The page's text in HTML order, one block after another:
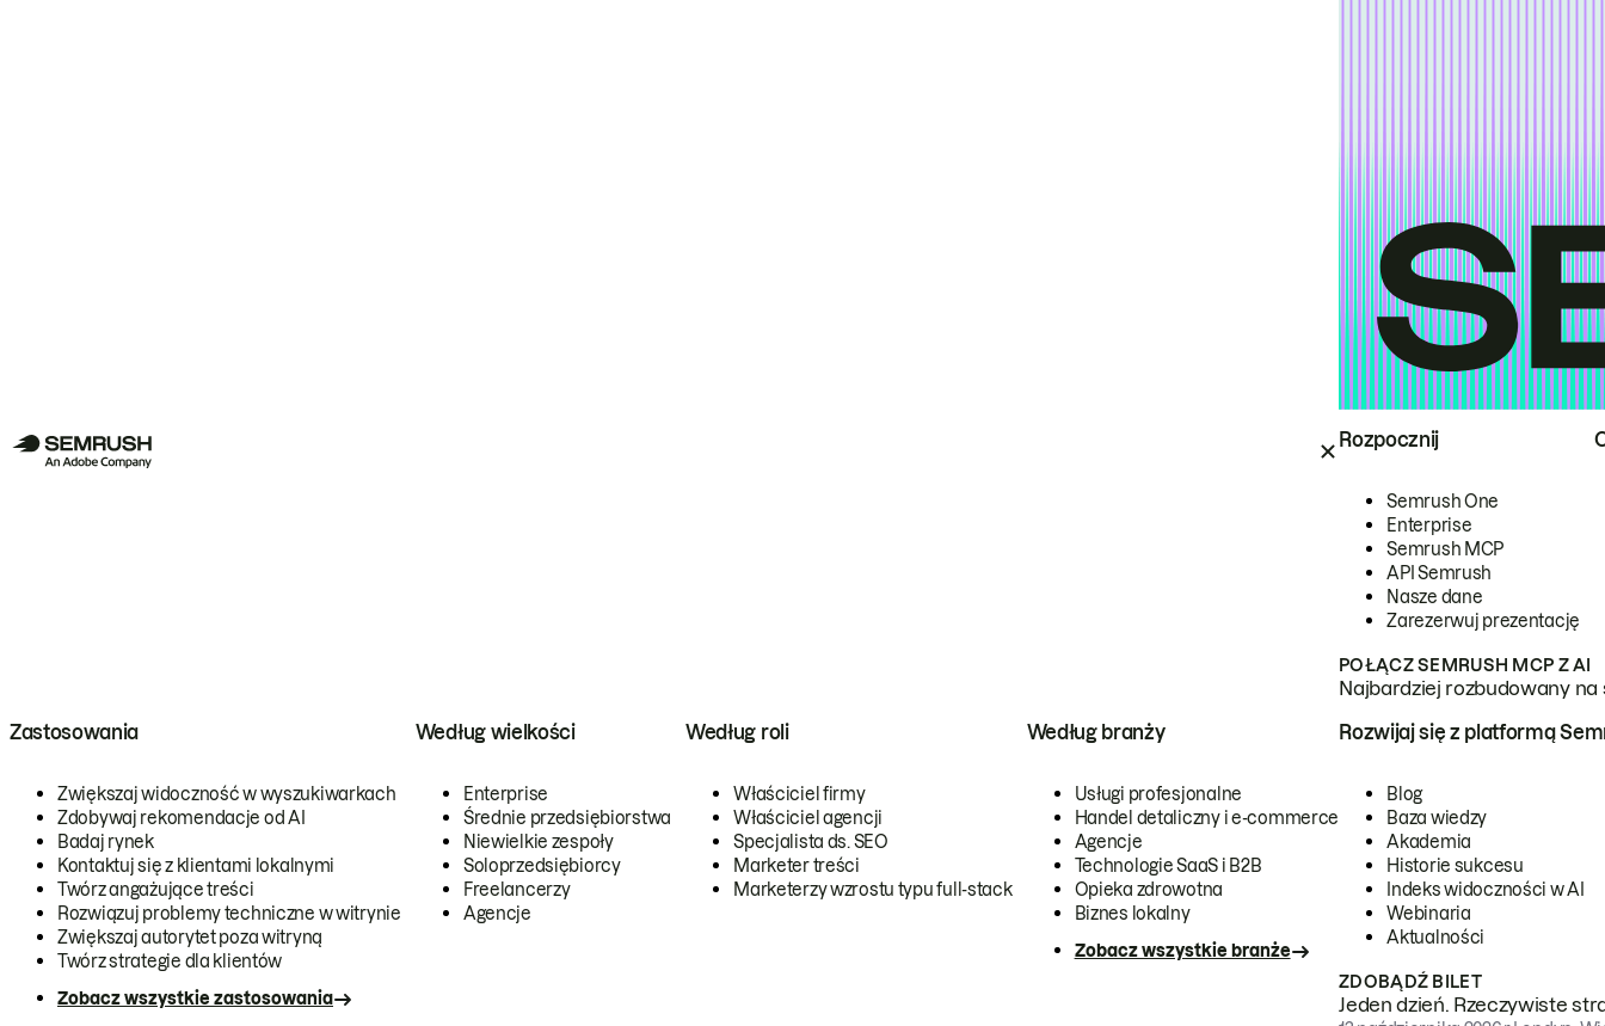
Rozpocznij
Semrush One
Enterprise
Semrush MCP
API Semrush
Nasze dane
Zarezerwuj prezentację
POŁĄCZ SEMRUSH MCP Z AI
Najbardziej rozbudowany
Zastosowania
Zwiększaj widoczność w wyszukiwarkach
Zdobywaj rekomendacje od AI
Badaj rynek
Kontaktuj się z klientami lokalnymi
Twórz angażujące treści
Rozwiązuj problemy techniczne w witrynie
Zwiększaj autorytet poza witryną
Twórz strategie dla klientów
Zobacz wszystkie zastosowania
Według wielkości
Enterprise
Średnie przedsiębiorstwa
Niewielkie zespoły
Soloprzedsiębiorcy
Freelancerzy
Agencje
Według roli
Właściciel firmy
Właściciel agencji
Specjalista ds. SEO
Marketer treści
Marketerzy wzrostu typu full-stack
Według branży
Usługi profesjonalne
Handel detaliczny i e-commerce
Agencje
Technologie SaaS i B2B
Opieka zdrowotna
Biznes lokalny
Zobacz wszystkie branże
Rozwijaj się z platformą
Blog
Baza wiedzy
Akademia
Historie sukcesu
Indeks widoczności w AI
Webinaria
Aktualności
ZDOBĄDŹ BILET
Jeden dzień. Rzeczywiste